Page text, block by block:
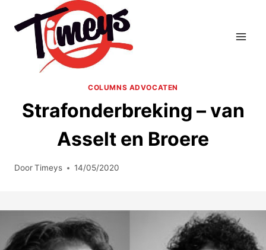
naar
COLUMNS ADVOCATEN
Strafonderbreking – van
Asselt en Broere
DoorTimeys 14/05/2020